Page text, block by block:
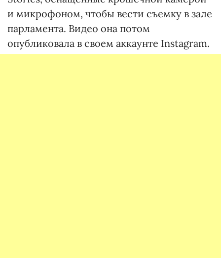
и микрофоном, чтобы вести съемку в зале
парламента. Видео она потом
опубликовала в своем аккаунте Instagram.